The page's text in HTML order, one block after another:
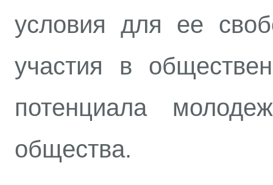
условия для ее
участия в
потенциала
общества.